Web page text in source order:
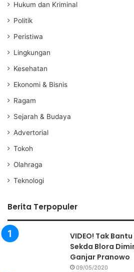
Hukum dan Kriminal
Politik
Peristiwa
Lingkungan
Kesehatan
Ekonomi & Bisnis
Ragam
Sejarah & Budaya
Advertorial
Tokoh
Olahraga
Teknologi
Berita Terpopuler
VIDEO! Tak
Sekda Blora
Ganjar Pranowo
09/05/2020